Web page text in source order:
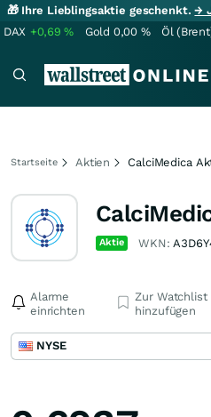
🎁 Ihre Lieblingsaktie geschenkt.→
DAX +0,69% Gold 0,00 % Öl
Startseite Aktien CalciMedica
Aktie WKN:
Alarme
einrichten
Zur Watchlist
hinzufügen
NYSE